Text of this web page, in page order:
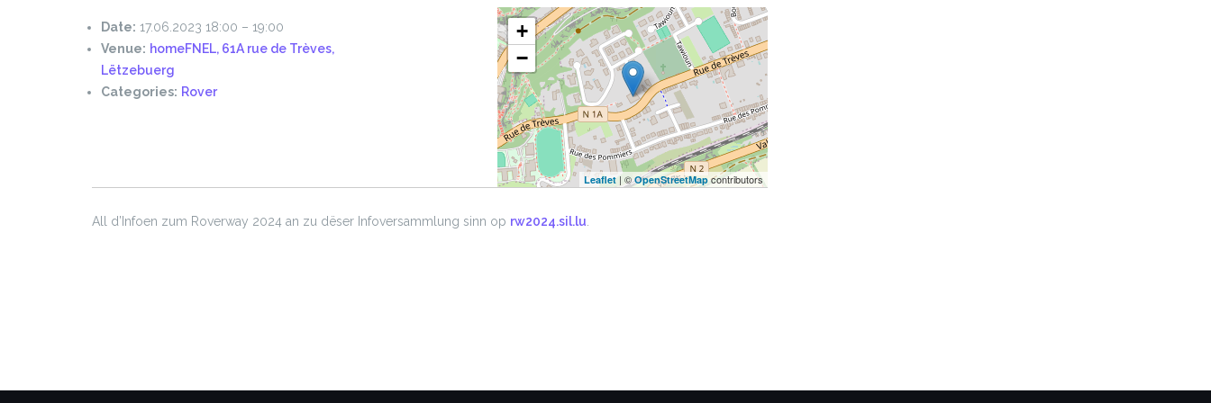
Date: 17.06.2023 18:00 – 19:00
Venue: homeFNEL, 61A rue de Trèves,
Lëtzebuerg
Categories: Rover
+
−
Leaflet | ©OpenStreetMap contributors
All d’Infoen zum Roverway 2024 an zu dëser Infoversammlung sinn op rw2024.sil.lu